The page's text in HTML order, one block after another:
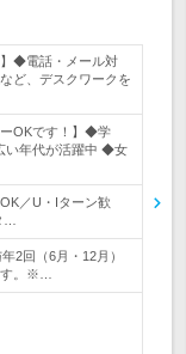
】◆電話・メール対
ど、デスクワークを
ーOKです！】◆学
い年代が活躍中 ◆女
／U・Iターン歓
…
2回（6月・12月）
す。※…